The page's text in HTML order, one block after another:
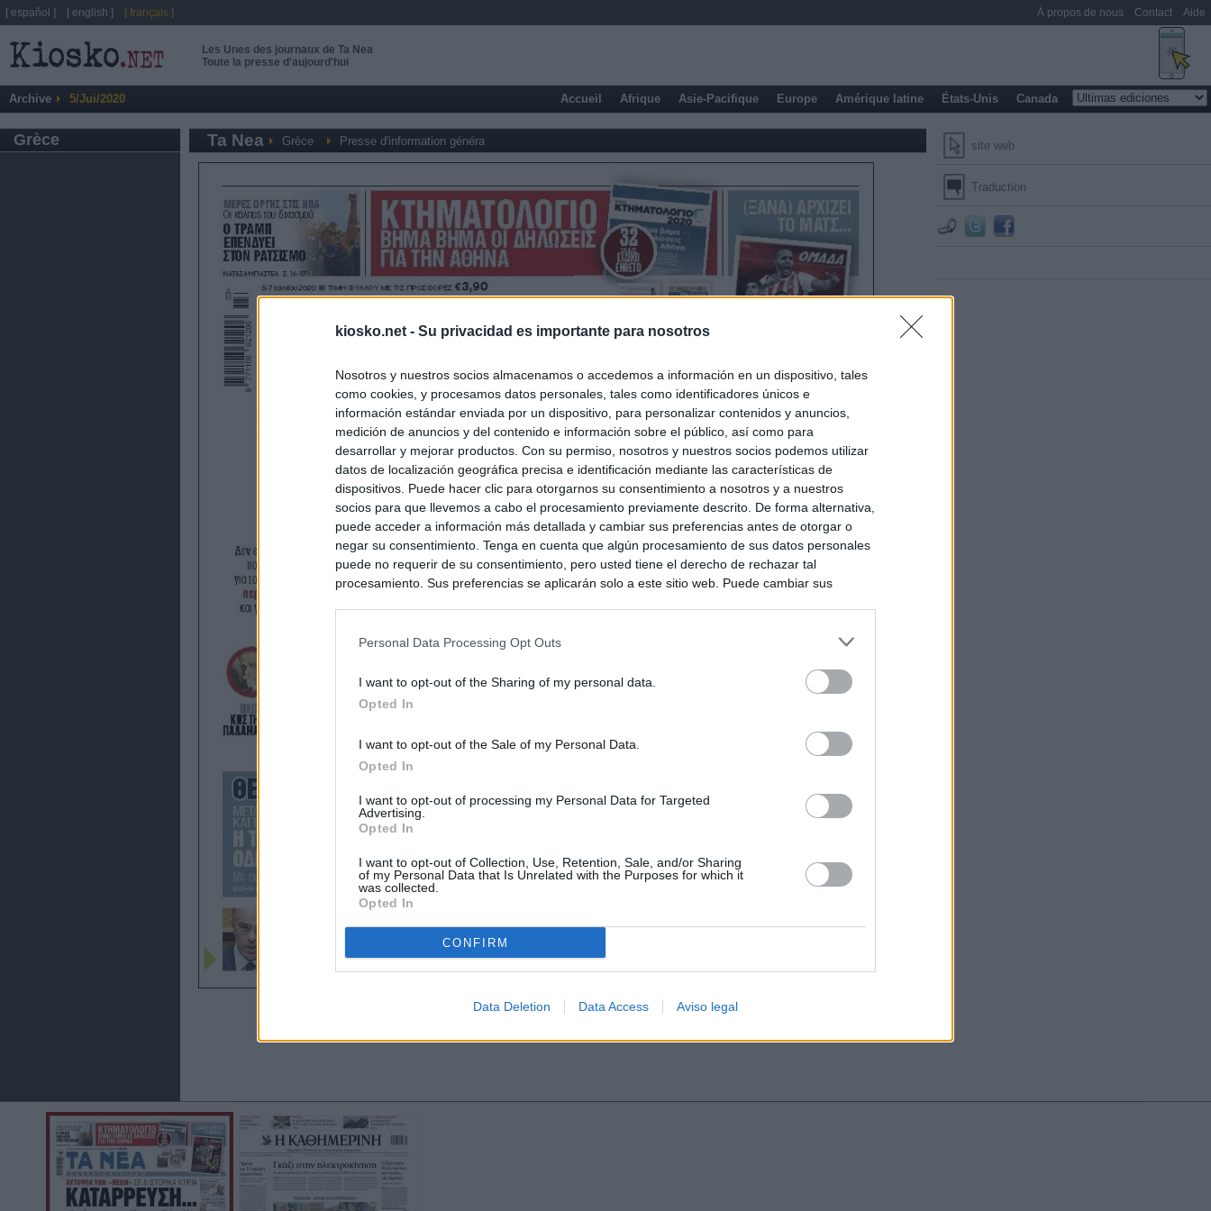
kiosko.net - Su privacidad es importante para nosotros
Nosotros y nuestros socios almacenamos o accedemos a información en un dispositivo, tales
como cookies, y procesamos datos personales, tales como identificadores únicos e
información estándar enviada por un dispositivo, para personalizar contenidos y anuncios,
medición de anuncios y del contenido e información sobre el público, así como para
desarrollar y mejorar productos. Con su permiso, nosotros y nuestros socios podemos utilizar
datos de localización geográfica precisa e identificación mediante las características de
dispositivos. Puede hacer clic para otorgarnos su consentimiento a nosotros y a nuestros
socios para que llevemos a cabo el procesamiento previamente descrito. De forma alternativa,
puede acceder a información más detallada y cambiar sus preferencias antes de otorgar o
negar su consentimiento. Tenga en cuenta que algún procesamiento de sus datos personales
puede no requerir de su consentimiento, pero usted tiene el derecho de rechazar tal
procesamiento. Sus preferencias se aplicarán solo a este sitio web. Puede cambiar sus
Personal Data Processing Opt Outs
I want to opt-out of the Sharing of my personal data.
Opted In
I want to opt-out of the Sale of my Personal Data.
Opted In
I want to opt-out of processing my Personal Data for Targeted
Advertising.
Opted In
I want to opt-out of Collection, Use, Retention, Sale, and/or Sharing
of my Personal Data that Is Unrelated with the Purposes for which it
was collected.
Opted In
CONFIRM
Data Deletion Data Access Aviso legal
Les Unes des journaux de Ta Nea
Toute la presse d'aujourd'hui
Archive 5/Jui/2020 Accueil Afrique Asie-Pacifique Europe Amérique latine États-Unis Canada
Grèce site web
Traduction
Ta Nea Grèce Presse d'information généra
[ español ] [ english ] [ français ] À propos de nous Contact Aide